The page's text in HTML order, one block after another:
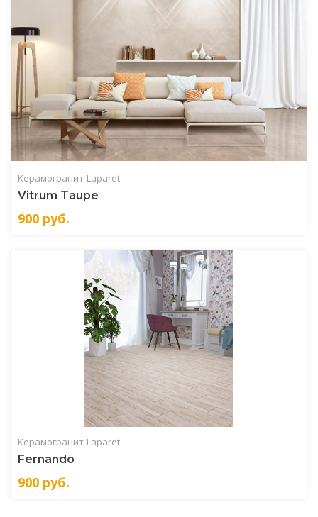
Керамогранит Laparet
Vitrum Taupe
900 руб.
Керамогранит Laparet
Fernando
900 руб.